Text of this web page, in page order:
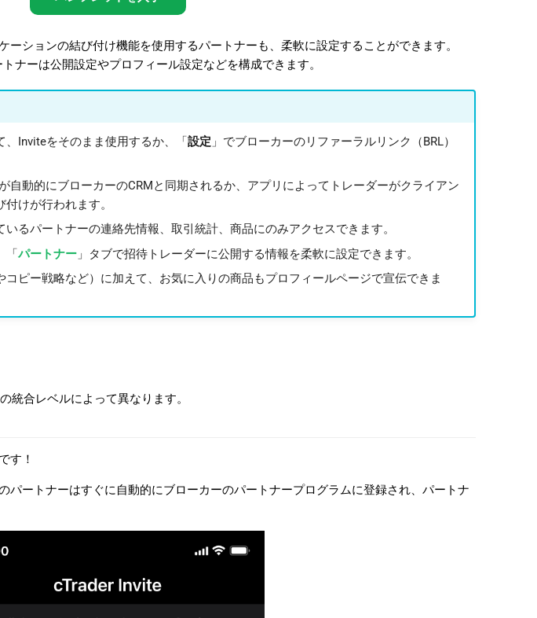
ションの結び付け機能を使用するパートナーも、柔軟に設定することができます。
トナーは公開設定やプロフィール設定などを構成できます。
Inviteをそのまま使用するか、「設定 」でブローカーのリファーラルリンク（BRL）
自動的にブローカーのCRMと同期されるか、アプリによってトレーダーがクライアン
けが行われます。
るパートナーの連絡先情報、取引統計、商品にのみアクセスできます。
「パートナー 」タブで招待トレーダーに公開する情報を柔軟に設定できます。
ピー戦略など）に加えて、お気に入りの商品もプロフィールページで宣伝できま
統合レベルによって異なります。
す！
パートナーはすぐに自動的にブローカーのパートナープログラムに登録され、パートナ